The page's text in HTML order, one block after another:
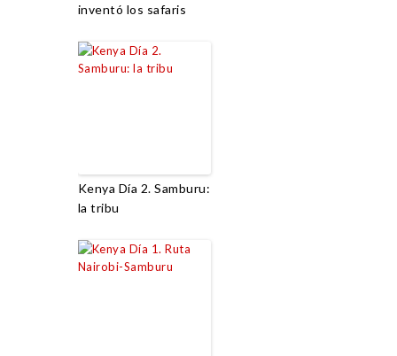
inventó los safaris
Kenya Día 2. Samburu:
la tribu